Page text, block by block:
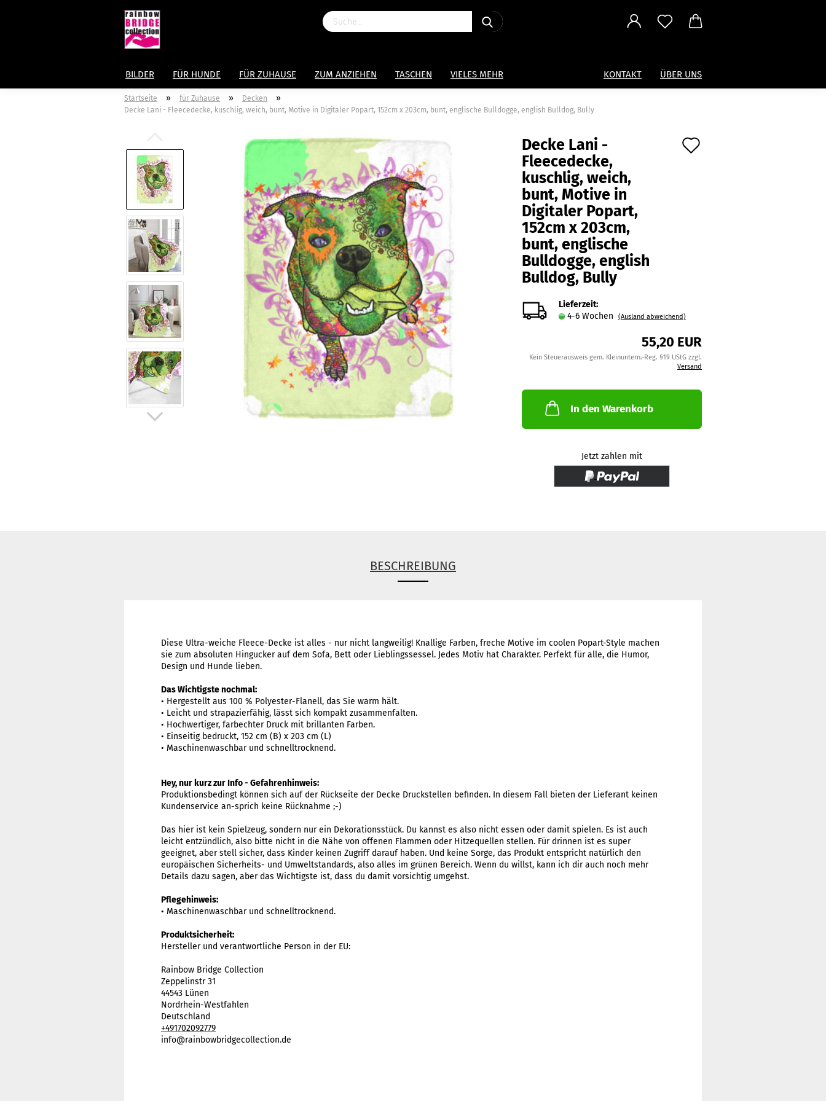
BILDER FÜR HUNDE FÜR ZUHAUSE ZUM ANZIEHEN TASCHEN VIELES MEHR KONTAKT ÜBER UNS
Startseite » für Zuhause » Decken »
Decke Lani - Fleecedecke, kuschlig, weich, bunt, Motive in Digitaler Popart, 152cm x 203cm, bunt, englische Bulldogge, english Bulldog, Bully
Decke Lani -
Fleecedecke,
kuschlig, weich,
bunt, Motive in
Digitaler Popart,
152cm x 203cm,
bunt, englische
Bulldogge, english
Bulldog, Bully
Lieferzeit:
4-6 Wochen
(Ausland abweichend)
55,20 EUR
Kein Steuerausweis gem. Kleinuntern.-Reg. §19 UStG zzgl.
Versand
In den Warenkorb
Jetzt zahlen mit
BESCHREIBUNG
Diese Ultra-weiche Fleece-Decke ist alles - nur nicht langweilig! Knallige Farben, freche Motive im coolen Popart-Style machen
sie zum absoluten Hingucker auf dem Sofa, Bett oder Lieblingssessel. Jedes Motiv hat Charakter. Perfekt für alle, die Humor,
Design und Hunde lieben.
Das Wichtigste nochmal:
• Hergestellt aus 100 % Polyester-Flanell, das Sie warm hält.
• Leicht und strapazierfähig, lässt sich kompakt zusammenfalten.
• Hochwertiger, farbechter Druck mit brillanten Farben.
• Einseitig bedruckt, 152 cm (B) x 203 cm (L)
• Maschinenwaschbar und schnelltrocknend.
Hey, nur kurz zur Info - Gefahrenhinweis:
Produktionsbedingt können sich auf der Rückseite der Decke Druckstellen befinden. In diesem Fall bieten der Lieferant keinen
Kundenservice an-sprich keine Rücknahme ;-)
Das hier ist kein Spielzeug, sondern nur ein Dekorationsstück. Du kannst es also nicht essen oder damit spielen. Es ist auch
leicht entzündlich, also bitte nicht in die Nähe von offenen Flammen oder Hitzequellen stellen. Für drinnen ist es super
geeignet, aber stell sicher, dass Kinder keinen Zugriff darauf haben. Und keine Sorge, das Produkt entspricht natürlich den
europäischen Sicherheits- und Umweltstandards, also alles im grünen Bereich. Wenn du willst, kann ich dir auch noch mehr
Details dazu sagen, aber das Wichtigste ist, dass du damit vorsichtig umgehst.
Pflegehinweis:
• Maschinenwaschbar und schnelltrocknend.
Produktsicherheit:
Hersteller und verantwortliche Person in der EU:
Rainbow Bridge Collection
Zeppelinstr 31
44543 Lünen
Nordrhein-Westfahlen
Deutschland
+491702092779
info@rainbowbridgecollection.de